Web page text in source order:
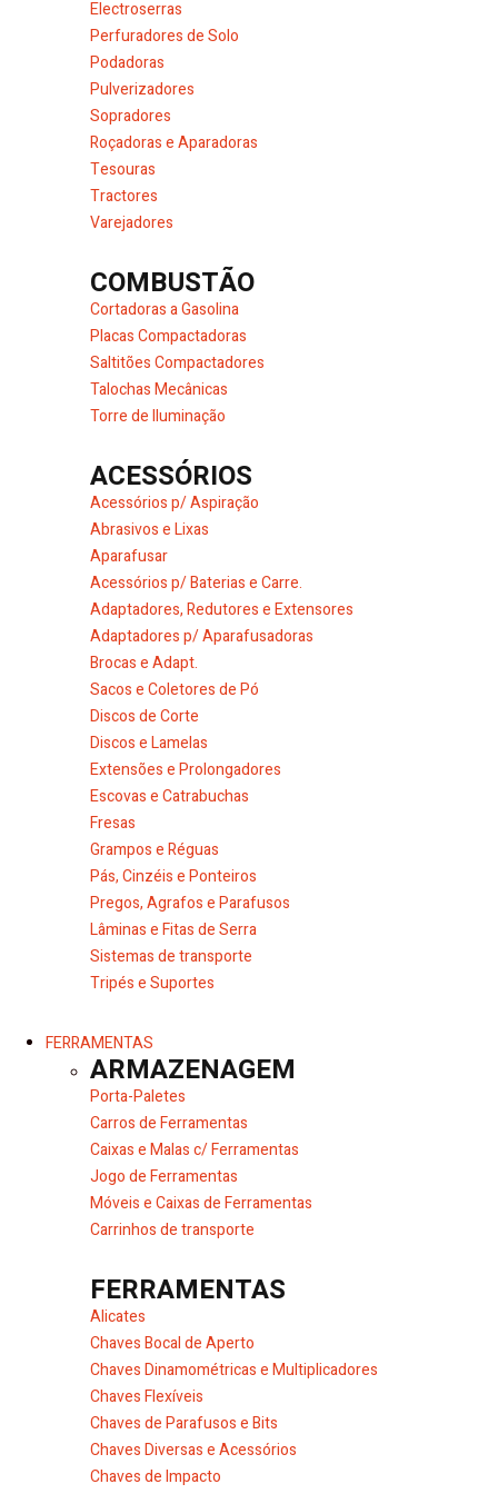
Electroserras
Perfuradores de Solo
Podadoras
Pulverizadores
Sopradores
Roçadoras e Aparadoras
Tesouras
Tractores
Varejadores
COMBUSTÃO
Cortadoras a Gasolina
Placas Compactadoras
Saltitões Compactadores
Talochas Mecânicas
Torre de Iluminação
ACESSÓRIOS
Acessórios p/ Aspiração
Abrasivos e Lixas
Aparafusar
Acessórios p/ Baterias e Carre.
Adaptadores, Redutores e Extensores
Adaptadores p/ Aparafusadoras
Brocas e Adapt.
Sacos e Coletores de Pó
Discos de Corte
Discos e Lamelas
Extensões e Prolongadores
Escovas e Catrabuchas
Fresas
Grampos e Réguas
Pás, Cinzéis e Ponteiros
Pregos, Agrafos e Parafusos
Lâminas e Fitas de Serra
Sistemas de transporte
Tripés e Suportes
FERRAMENTAS
ARMAZENAGEM
Porta-Paletes
Carros de Ferramentas
Caixas e Malas c/ Ferramentas
Jogo de Ferramentas
Móveis e Caixas de Ferramentas
Carrinhos de transporte
FERRAMENTAS
Alicates
Chaves Bocal de Aperto
Chaves Dinamométricas e Multiplicadores
Chaves Flexíveis
Chaves de Parafusos e Bits
Chaves Diversas e Acessórios
Chaves de Impacto